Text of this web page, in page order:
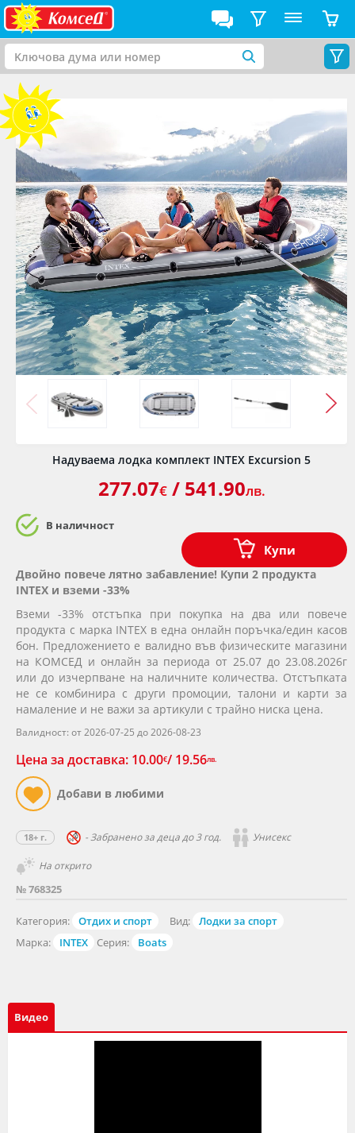
Надуваема лодка комплект INTEX Excursion 5
№ 768325
Категория: Отдих и спорт Вид:
Лодки за спорт
Марка:
INTEX Серия: Boats
18+ г. - Забранено за деца до 3 год. Унисекс
На открито
277.07€/ 541.90лв.
В наличност
Двойно повече лятно забавление! Купи 2 продукта
INTEX и вземи -33%
Вземи -33% отстъпка при покупка на два или повече
продукта с марка INTEX в една онлайн поръчка/един касов
бон. Предложението е валидно във физическите магазини
на КОМСЕД и онлайн за периода от 25.07 до 23.08.2026г
или до изчерпване на наличните количества. Отстъпката
не се комбинира с други промоции, талони и карти за
намаление и не важи за артикули с трайно ниска цена.
Валидност: от 2026-07-25 до 2026-08-23
Купи
Цена за доставка: 10.00€/ 19.56лв.
Видео